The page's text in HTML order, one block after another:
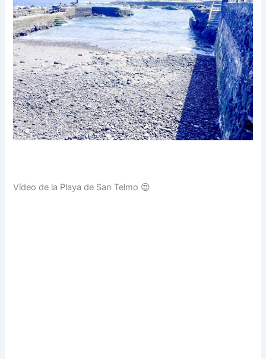
Vídeo de la Playa de San Telmo 😍